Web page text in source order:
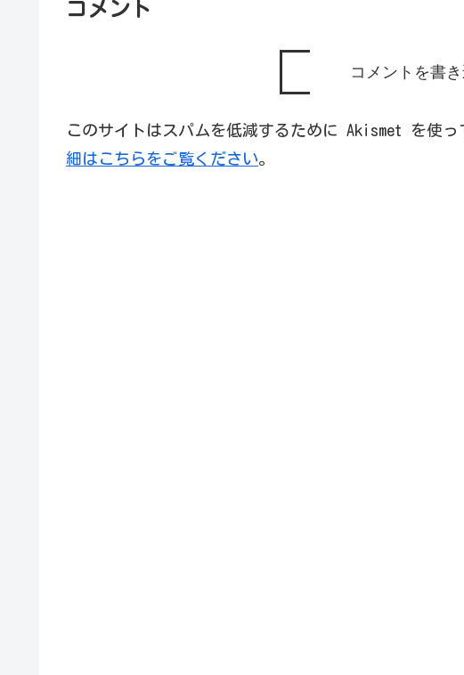
コメント
コメントを書
このサイトはスパムを低減するために Akismet を使っ
細はこちらをご覧ください。